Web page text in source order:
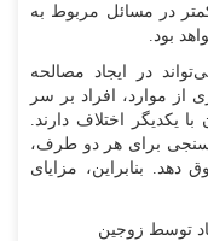
در مسائل مربوط به
بود.
در ایجاد مصالحه
از موارد، افراد بر سر
یکدیگر اختلاف دارند.
برای هر دو طرف،
بنابراین، مزایای
توسط زوجین